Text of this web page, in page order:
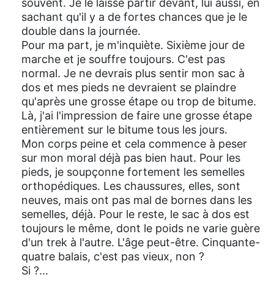
souvent. Je le laisse partir devant, lui aussi, en
sachant qu'il y a de fortes chances que je le
double dans la journée.
Pour ma part, je m'inquiète. Sixième jour de
marche et je souffre toujours. C'est pas
normal. Je ne devrais plus sentir mon sac à
dos et mes pieds ne devraient se plaindre
qu'après une grosse étape ou trop de bitume.
Là, j'ai l'impression de faire une grosse étape
entièrement sur le bitume tous les jours.
Mon corps peine et cela commence à peser
sur mon moral déjà pas bien haut. Pour les
pieds, je soupçonne fortement les semelles
orthopédiques. Les chaussures, elles, sont
neuves, mais ont pas mal de bornes dans les
semelles, déjà. Pour le reste, le sac à dos est
toujours le même, dont le poids ne varie guère
d'un trek à l'autre. L'âge peut-être. Cinquante-
quatre balais, c'est pas vieux, non ?
Si ?...